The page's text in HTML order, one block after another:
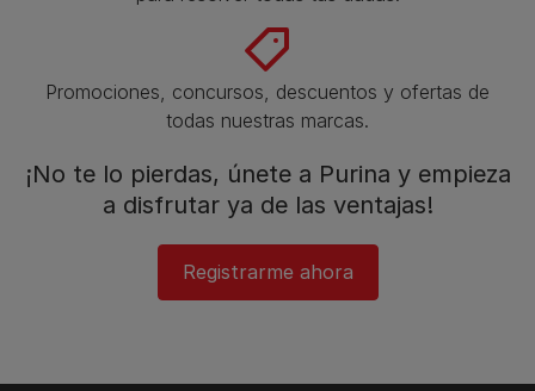
Promociones, concursos, descuentos y ofertas de
todas nuestras marcas.​
¡No te lo pierdas, únete a Purina y empieza
a disfrutar ya de las ventajas!​
Registrarme ahora​